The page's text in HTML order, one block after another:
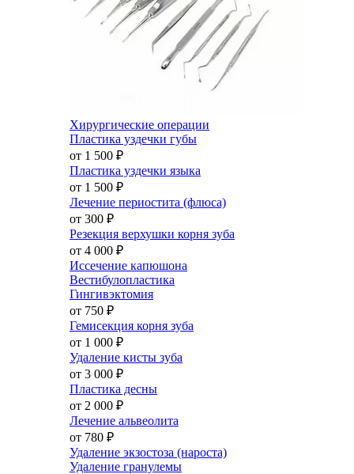
Хирургические операции
Пластика уздечки губы
от 1 500 ₽
Пластика уздечки языка
от 1 500 ₽
Лечение периостита (флюса)
от 300 ₽
Резекция верхушки корня зуба
от 4 000 ₽
Иссечение капюшона
Вестибулопластика
Гингивэктомия
от 750 ₽
Гемисекция корня зуба
от 1 000 ₽
Удаление кисты зуба
от 3 000 ₽
Пластика десны
от 2 000 ₽
Лечение альвеолита
от 780 ₽
Удаление экзостоза (нароста)
Удаление гранулемы